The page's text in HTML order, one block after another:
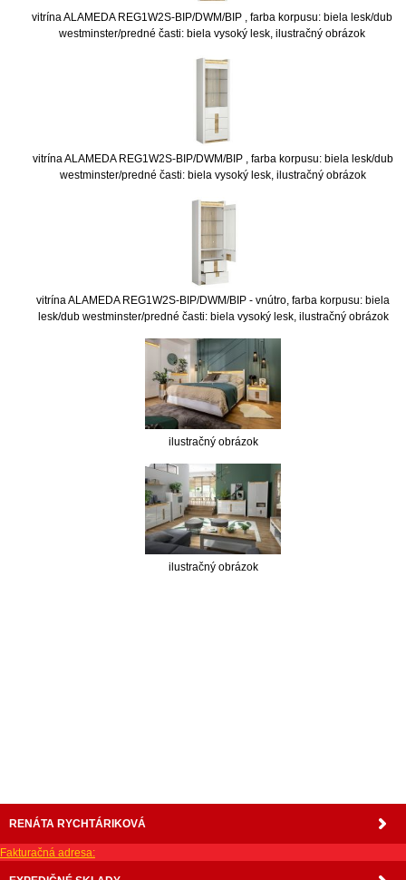
vitrína ALAMEDA REG1W2S-BIP/DWM/BIP , farba korpusu: biela lesk/dub
westminster/predné časti: biela vysoký lesk, ilustračný obrázok
vitrína ALAMEDA REG1W2S-BIP/DWM/BIP , farba korpusu: biela lesk/dub
westminster/predné časti: biela vysoký lesk, ilustračný obrázok
vitrína ALAMEDA REG1W2S-BIP/DWM/BIP - vnútro, farba korpusu: biela
lesk/dub westminster/predné časti: biela vysoký lesk, ilustračný obrázok
ilustračný obrázok
ilustračný obrázok
RENÁTA RYCHTÁRIKOVÁ
Fakturačná adresa: